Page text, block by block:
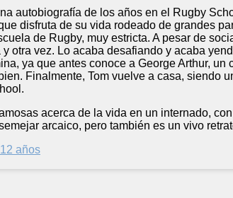
autobiografía de los años en el Rugby
disfruta de su vida rodeado de grandes
de Rugby, muy estricta. A pesar de
otra vez. Lo acaba desafiando y acaba
ya que antes conoce a George Arthur,
Finalmente, Tom vuelve a casa, siendo
acerca de la vida en un internado,
arcaico, pero también es un vivo
años